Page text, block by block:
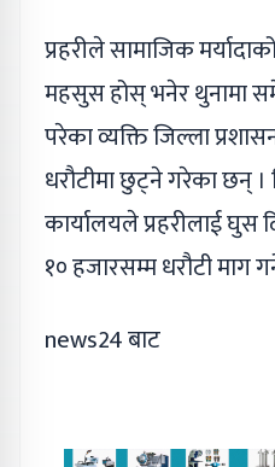
प्रहरीले सामाजिक
महसुस होस् भनेर थुनामा
परेका व्यक्ति जिल्ला
धरौटीमा छुट्ने गरेका छन् ।
कार्यालयले प्रहरीलाई घुस
१० हजारसम्म धरौटी माग
news24 बाट